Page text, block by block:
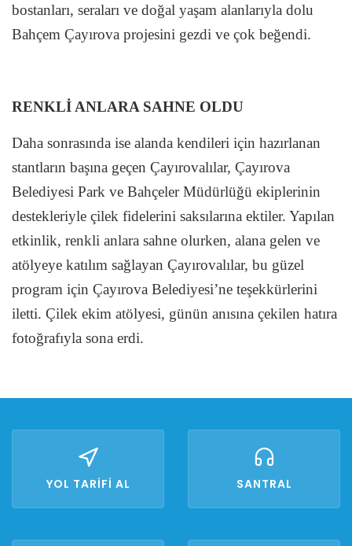
bostanları, seraları ve doğal yaşam alanlarıyla dolu
Bahçem Çayırova projesini gezdi ve çok beğendi.
RENKLİ ANLARA SAHNE OLDU
Daha sonrasında ise alanda kendileri için hazırlanan
stantların başına geçen Çayırovalılar, Çayırova
Belediyesi Park ve Bahçeler Müdürlüğü ekiplerinin
destekleriyle çilek fidelerini saksılarına ektiler. Yapılan
etkinlik, renkli anlara sahne olurken, alana gelen ve
atölyeye katılım sağlayan Çayırovalılar, bu güzel
program için Çayırova Belediyesi’ne teşekkürlerini
iletti. Çilek ekim atölyesi, günün anısına çekilen hatıra
fotoğrafıyla sona erdi.
YOL TARİFİ AL SANTRAL